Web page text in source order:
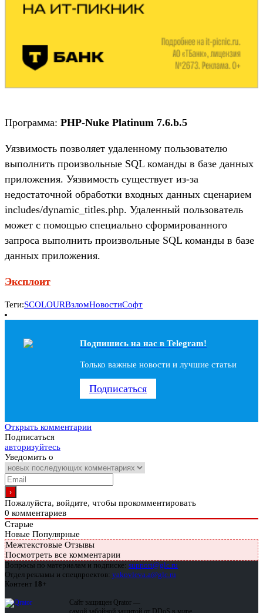
Программа: PHP-Nuke Platinum 7.6.b.5
Уязвимость позволяет удаленному пользователю
выполнить произвольные SQL команды в базе данных
приложения. Уязвимость существует из-за
недостаточной обработки входных данных сценарием
includes/dynamic_titles.php. Удаленный пользователь
может с помощью специально сформированного
запроса выполнить произвольные SQL команды в базе
данных приложения.
Эксплоит
Теги:SCOLOURВзломНовостиСофт
Подпишись на наc в Telegram!
Только важные новости и лучшие статьи
Подписаться
Открыть комментарии
Подписаться
авторизуйтесь
Уведомить о
Пожалуйста, войдите, чтобы прокомментировать
0 комментариев
Старые
Новые Популярные
Межтекстовые Отзывы
Посмотреть все комментарии
Вопросы по материалам и подписке: support@glc.ru
Отдел рекламы и спецпроектов: yakovleva.a@glc.ru
Контент 18+
Сайт защищен Qrator —